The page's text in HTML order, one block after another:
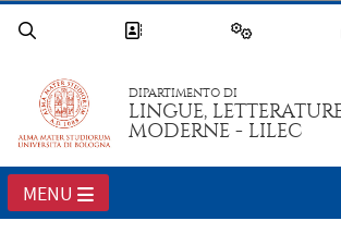
DIPARTIMENTO DI
LINGUE,
MODERNE - LILEC
MENU